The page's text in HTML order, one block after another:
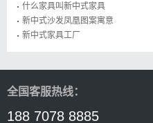
什么家具叫新中式家具
新中式沙发凤凰图案寓意
新中式家具工厂
全国客服热线：
188 7078 8885